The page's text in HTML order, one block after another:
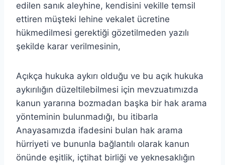
edilen sanık aleyhine, kendisini vekille temsil
ettiren müşteki lehine vekalet ücretine
hükmedilmesi gerektiği gözetilmeden yazılı
şekilde karar verilmesinin,
Açıkça hukuka aykırı olduğu ve bu açık hukuka
aykırılığın düzeltilebilmesi için mevzuatımızda
kanun yararına bozmadan başka bir hak arama
yönteminin bulunmadığı, bu itibarla
Anayasamızda ifadesini bulan hak arama
hürriyeti ve bununla bağlantılı olarak kanun
önünde eşitlik, içtihat birliği ve yeknesaklığın